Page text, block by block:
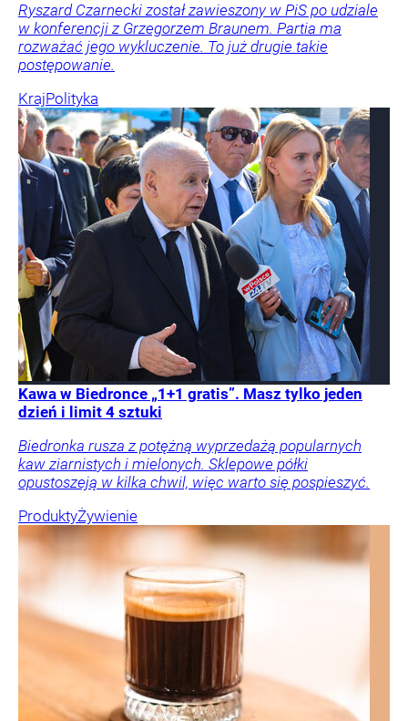
Ryszard Czarnecki został zawieszony w PiS po udziale
w konferencji z Grzegorzem Braunem. Partia ma
rozważać jego wykluczenie. To już drugie takie
postępowanie.
KrajPolityka
Kawa w Biedronce „1+1 gratis”. Masz tylko jeden
dzień i limit 4 sztuki
Biedronka rusza z potężną wyprzedażą popularnych
kaw ziarnistych i mielonych. Sklepowe półki
opustoszeją w kilka chwil, więc warto się pospieszyć.
ProduktyŻywienie